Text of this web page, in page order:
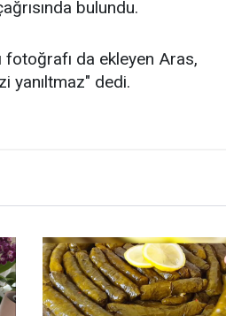
bulundu.
fotoğrafı da ekleyen Aras,
yanıltmaz" dedi.